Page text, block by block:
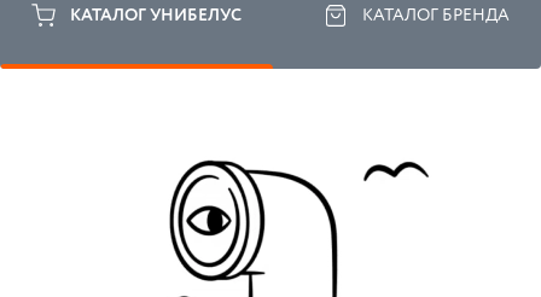
КАТАЛОГ УНИБЕЛУС КАТАЛОГ БРЕНДА